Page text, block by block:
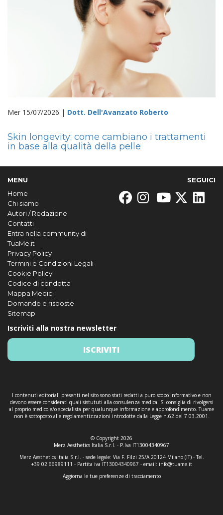
Mer 15/07/2026 | Dott. Dell'Avanzato Roberto
Skin longevity: come cambiano i trattamenti
in base alla qualità della pelle
MENU
Home
Chi siamo
Autori / Redazione
Contatti
Entra nella community di
TuaMe.it
Privacy Policy
Termini e Condizioni Legali
Cookie Policy
Codice di condotta
Mappa Medici
Domande e risposte
Sitemap
SEGUICI
Iscriviti alla nostra newsletter
ISCRIVITI
I contenuti editoriali presenti nel sito sono stati redatti a puro scopo informativo e non
devono essere considerati quali sistututi alla consulenza medica. Si consiglia di rivolgersi
al proprio medico e/o specialista per qualunque informazione e approfondimento. Tuame
non è sottoposto alle regolamentizzazioni introdotte dalla Legge n.62 del 7.03.2001.
© Copyright 2026
Merz Aesthetics Italia S.r.l. - P.Iva IT13004340967
Merz Aesthetics Italia S.r.l. - sede legale: Via F. Filzi 25/A 20124 Milano (IT) - Tel.
+39 02 66989111 - Partita iva IT13004340967 - email: info@tuame.it
Aggiorna le tue preferenze di tracciamento